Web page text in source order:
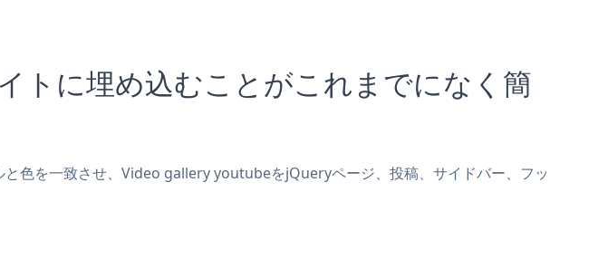
に埋め込むことがこれまでになく簡
色を一致させ、Video gallery youtubeをjQueryページ、投稿、サイドバー、フッ